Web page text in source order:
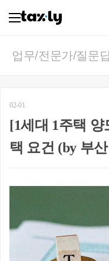
02-01
[1세대 1주택
택 요건 (by 부